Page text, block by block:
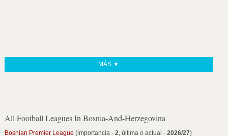
MÁS ▼
All Football Leagues In Bosnia-And-Herzegovina
Bosnian Premier League (importancia - 2, última o actual - 2026/27)